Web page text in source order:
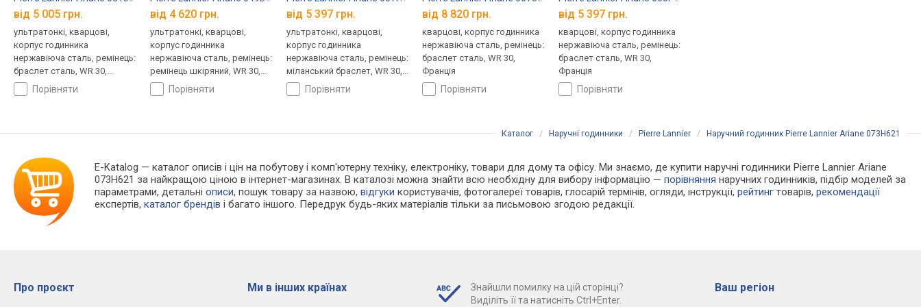
від 5 005 грн.
ультратонкі, кварцові,
корпус годинника
нержавіюча сталь, ремінець:
браслет сталь, WR 30,
Франціяпорівняти
від 4 620 грн.
ультратонкі, кварцові,
корпус годинника
нержавіюча сталь, ремінець:
ремінець шкіряний, WR 30,
Франціяпорівняти
від 5 397 грн.
ультратонкі, кварцові,
корпус годинника
нержавіюча сталь, ремінець:
міланський браслет, WR 30,
Франціяпорівняти
від 8 820 грн.
кварцові, корпус годинника
нержавіюча сталь, ремінець:
браслет сталь, WR 30,
Франція
порівняти
від 5 397 грн.
кварцові, корпус годинника
нержавіюча сталь, ремінець:
браслет сталь, WR 30,
Франція
порівняти
Каталог / Наручні годинники / Pierre Lannier / Наручний годинник Pierre Lannier Ariane 073H621
E-Katalog — каталог описів і цін на побутову і комп'ютерну техніку, електроніку, товари для дому та офісу. Ми знаємо, де купити наручні годинники Pierre Lannier Ariane
073H621 за найкращою ціною в інтернет-магазинах. В каталозі можна знайти всю необхідну для вибору інформацію —порівняння наручних годинників, підбір моделей за
параметрами, детальніописи, пошук товару за назвою,відгуки користувачів, фотогалереї товарів, глосарій термінів, огляди, інструкції,рейтинг товарів,рекомендації
експертів,каталог брендів і багато іншого. Передрук будь-яких матеріалів тільки за письмовою згодою редакції.
Про проєкт Ми в інших країнах
Знайшли помилку на цій сторінці?
Виділіть її та натисніть Ctrl+Enter.
Ваш регіон